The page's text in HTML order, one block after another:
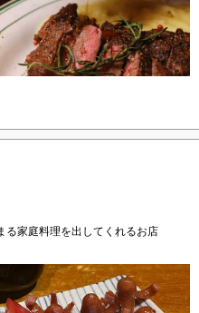
る家庭料理を出してくれるお店